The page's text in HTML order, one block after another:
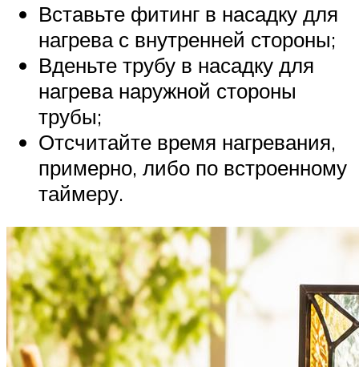
Вставьте фитинг в насадку для
нагрева с внутренней стороны;
Вденьте трубу в насадку для
нагрева наружной стороны
трубы;
Отсчитайте время нагревания,
примерно, либо по встроенному
таймеру.